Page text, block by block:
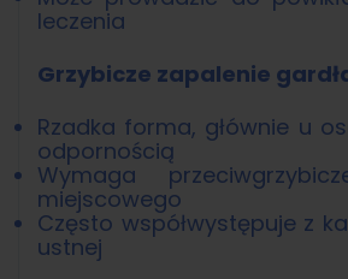
leczenia
Grzybicze zapalenie
Rzadka forma, głównie u
odpornością
Wymaga
miejscowego
Często współwystępuje z
ustnej